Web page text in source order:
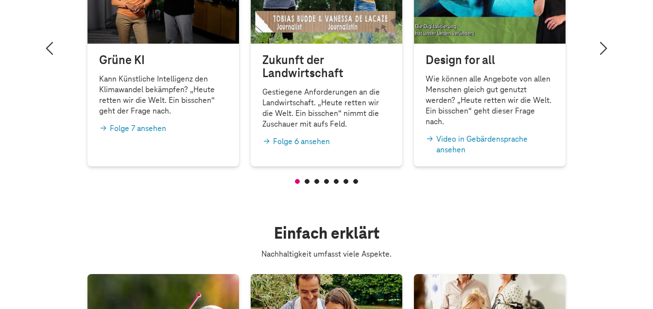
Grüne KI
Kann Künstliche Intelligenz den
Klimawandel bekämpfen? „Heute
retten wir die Welt. Ein bisschen“
geht der Frage nach.
Folge 7 ansehen
Zukunft der
Landwirtschaft
Gestiegene Anforderungen an die
Landwirtschaft. „Heute retten wir
die Welt. Ein bisschen“ nimmt die
Zuschauer mit aufs Feld.
Folge 6 ansehen
Design for all
Wie können alle Angebote von allen
Menschen gleich gut genutzt
werden? „Heute retten wir die Welt.
Ein bisschen“ geht dieser Frage
nach.
Video in Gebärdensprache
ansehen
Einfach erklärt
Nachhaltigkeit umfasst viele Aspekte.